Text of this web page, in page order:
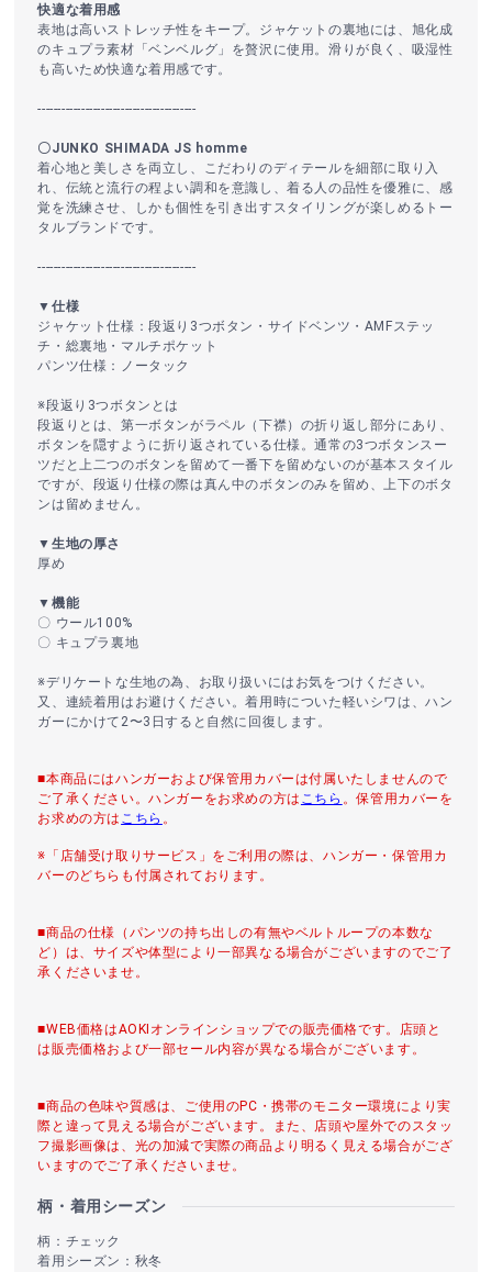
快適な着用感
表地は高いストレッチ性をキープ。ジャケットの裏地には、旭化成
のキュプラ素材「ベンベルグ」を贅沢に使用。滑りが良く、吸湿性
も高いため快適な着用感です。
----------------------------------------
〇JUNKO SHIMADA JS homme
着心地と美しさを両立し、こだわりのディテールを細部に取り入
れ、伝統と流行の程よい調和を意識し、着る人の品性を優雅に、感
覚を洗練させ、しかも個性を引き出すスタイリングが楽しめるトー
タルブランドです。
----------------------------------------
▼仕様
ジャケット仕様：段返り3つボタン・サイドベンツ・AMFステッ
チ・総裏地・マルチポケット
パンツ仕様：ノータック
※段返り3つボタンとは
段返りとは、第一ボタンがラペル（下襟）の折り返し部分にあり、
ボタンを隠すように折り返されている仕様。通常の3つボタンスー
ツだと上二つのボタンを留めて一番下を留めないのが基本スタイル
ですが、段返り仕様の際は真ん中のボタンのみを留め、上下のボタ
ンは留めません。
▼生地の厚さ
厚め
▼機能
〇 ウール100%
〇 キュプラ裏地
※デリケートな生地の為、お取り扱いにはお気をつけください。
又、連続着用はお避けください。着用時についた軽いシワは、ハン
ガーにかけて2〜3日すると自然に回復します。
■本商品にはハンガーおよび保管用カバーは付属いたしませんので
ご了承ください。ハンガーをお求めの方は こちら 。保管用カバーを
お求めの方は こちら 。
※「店舗受け取りサービス」をご利用の際は、ハンガー・保管用カ
バーのどちらも付属されております。
■商品の仕様（パンツの持ち出しの有無やベルトループの本数な
ど）は、サイズや体型により一部異なる場合がございますのでご了
承くださいませ。
■WEB価格はAOKIオンラインショップでの販売価格です。店頭と
は販売価格および一部セール内容が異なる場合がございます。
■商品の色味や質感は、ご使用のPC・携帯のモニター環境により実
際と違って見える場合がございます。また、店頭や屋外でのスタッ
フ撮影画像は、光の加減で実際の商品より明るく見える場合がござ
いますのでご了承くださいませ。
柄・着用シーズン
柄：チェック
着用シーズン：秋冬